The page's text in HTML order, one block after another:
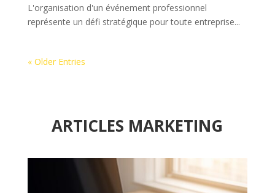
L'organisation d'un événement professionnel
représente un défi stratégique pour toute entreprise...
« Older Entries
ARTICLES MARKETING